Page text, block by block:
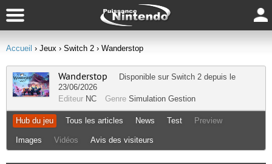
Accueil › Jeux › Switch 2 › Wanderstop
Wanderstop Disponible sur Switch 2 depuis le
23/06/2026
Editeur NC Genre Simulation Gestion
Hub du jeu Tous les articles News Test Preview
Images Vidéos Avis des visiteurs